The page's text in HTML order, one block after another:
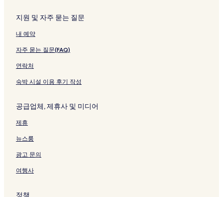
지원 및 자주 묻는 질문
내 예약
자주 묻는 질문(FAQ)
연락처
숙박 시설 이용 후기 작성
공급업체, 제휴사 및 미디어
제휴
뉴스룸
광고 문의
여행사
정책